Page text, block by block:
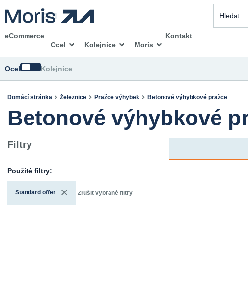
eCommerce
Ocel
Kolejnice Moris
Kontakt
Ocel ZměnitKolejnice
Domácí stránka Železnice Pražce výhybek Betonové výhybkové pražce
Betonové výhybkové
Filtry
Použité filtry:
Standard offer Zrušit vybrané filtry